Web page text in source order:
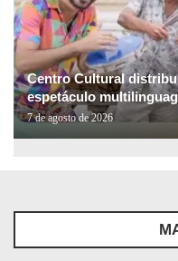
Centro Cultural
espetáculo
7 de agosto de 2026